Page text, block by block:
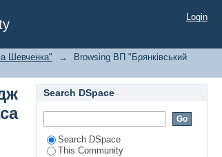
національного
Login
Шевченка" →
Browsing ВП "Брянківський
Search DSpace
Search DSpace
This Community